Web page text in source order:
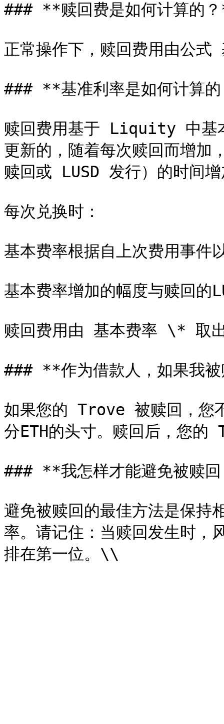
### **赎回费是如何计算的
正常操作下，赎回费用由公
### **基准利率是如何计算
赎回费用基于 Liquity 中基
更新的，随着每次赎回而增加
赎回或 LUSD 发行）的时间
每次兑换时：
基本费率根据自上次费用事件
基本费率增加的幅度与赎回的
赎回费用由 基本费率 \* 取
### **作为借款人，如果我
如果您的 Trove 被赎回，您
分ETH的头寸。赎回后，您
### **我怎样才能避免被赎
避免被赎回的最佳方法是保持
率。请记住：当赎回发生时，